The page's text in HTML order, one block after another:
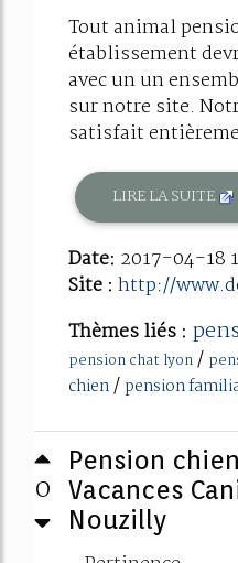
Tout animal
établissement
avec un un
sur notre site.
satisfait
LIRE LA SUITE
Date: 2017-04-18
Site : http://
Thèmes liés :
pension chat lyon/
chien/ pension
0
Pension
Vacances
Nouzilly